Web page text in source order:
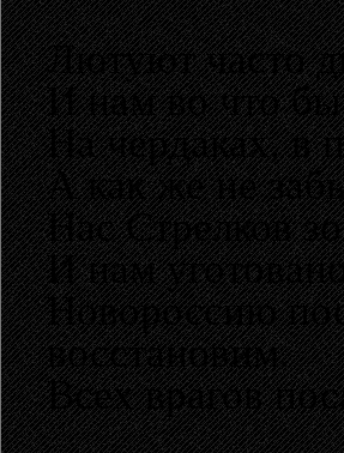
Лютуют часто
И нам во что бы
На чердаках, в
А как же не
Нас Стрелков
И нам
Новороссию
восстановим.
Всех врагов